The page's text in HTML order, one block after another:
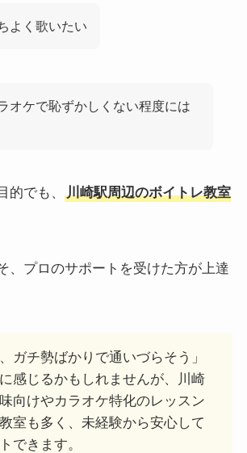
よく歌いたい
オケで恥ずかしくない程度には
的でも、
川崎駅周辺のボイトレ教室
、プロのサポートを受けた方が上達
、ガチ勢ばかりで通いづらそう」
感じるかもしれませんが、川崎
向けやカラオケ特化のレッスン
室も多く、未経験から安心して
できます。